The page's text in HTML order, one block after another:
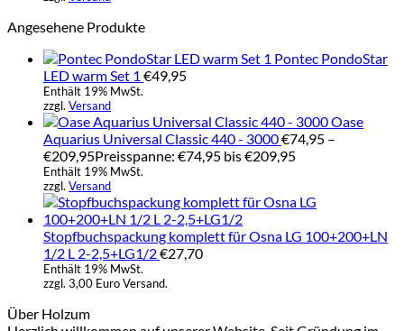
Angesehene Produkte
Pontec PondoStar
LED warm Set 1 €49,95
Enthält 19% MwSt.
zzgl. Versand
Oase
Aquarius Universal Classic 440 - 3000€74,95 –
€209,95Preisspanne: €74,95 bis €209,95
Enthält 19% MwSt.
zzgl. Versand
Stopfbuchspackung komplett für Osna LG 100+200+LN
1/2 L 2-2,5+LG1/2€27,70
Enthält 19% MwSt.
zzgl. 3,00 Euro Versand.
Über Holzum